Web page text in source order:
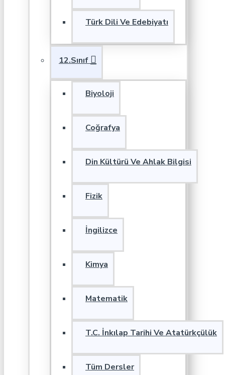
Türk Dili Ve Edebiyatı
12.Sınıf
Biyoloji
Coğrafya
Din Kültürü Ve Ahlak Bilgisi
Fizik
İngilizce
Kimya
Matematik
T.C. İnkılap Tarihi Ve Atatürkçülük
Tüm Dersler